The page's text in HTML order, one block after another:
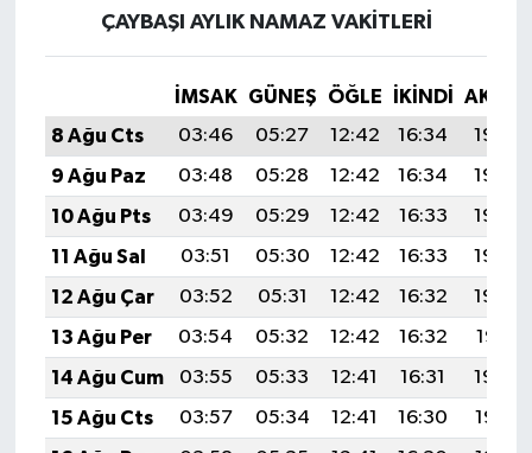
ÇAYBAŞI AYLIK NAMAZ VAKITLERI
İMSAK GÜNEŞ ÖĞLE İKINDI
8 Ağu Cts
03:46 05:27 12:42 16:34
19:48
9 Ağu Paz
03:48 05:28 12:42 16:34
19:46
10 Ağu Pts
03:49 05:29 12:42 16:33
19:45
11 Ağu Sal
03:51 05:30 12:42 16:33
19:44
12 Ağu Çar
03:52 05:31 12:42 16:32
19:42
13 Ağu Per
03:54 05:32 12:42 16:32
19:41
14 Ağu Cum
03:55 05:33 12:41 16:31
19:40
15 Ağu Cts
03:57 05:34 12:41 16:30
19:38